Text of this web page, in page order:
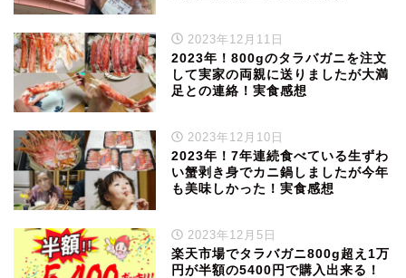
2023年12月11日
2023年！800gのタラバガニを注文
して実家の両親に送りましたが大満
足との連絡！実食感想
2023年12月10日
2023年！7年連続食べている生ずわ
い蟹剥き身でカニ鍋しましたが今年
も美味しかった！実食感想
2023年12月5日
楽天市場でタラバガニ800g超え1万
円が半額の5400円で購入出来る！